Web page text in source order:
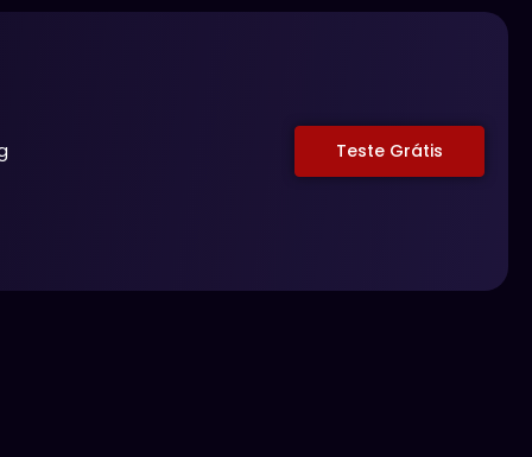
Teste Grátis